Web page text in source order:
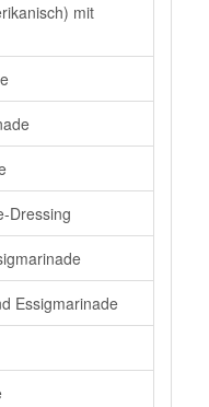
mit
Dressing
Essigmarinade